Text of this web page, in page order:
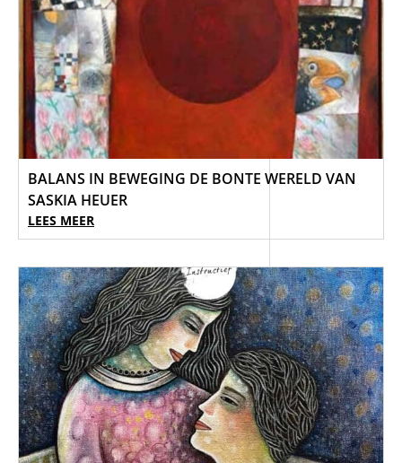
BALANS IN BEWEGING DE BONTE WERELD VAN
SASKIA HEUER
LEES MEER